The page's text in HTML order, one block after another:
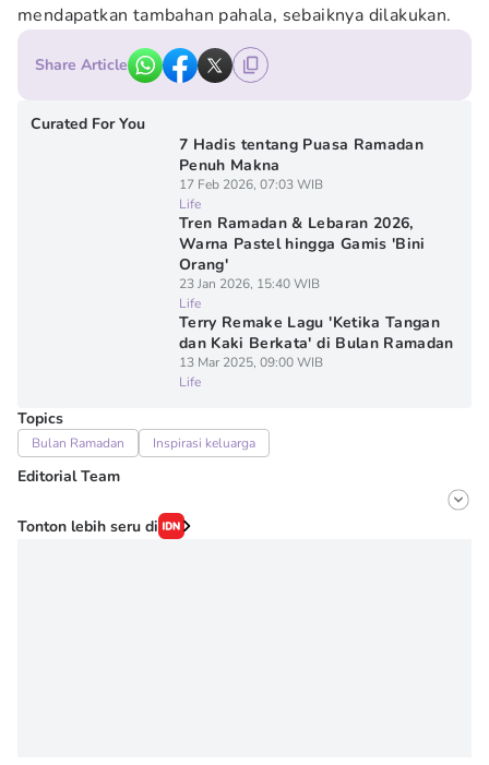
mendapatkan tambahan pahala, sebaiknya dilakukan.
Share Article
Curated For You
7 Hadis tentang Puasa Ramadan
Penuh Makna
17 Feb 2026, 07:03 WIB
Life
Tren Ramadan & Lebaran 2026,
Warna Pastel hingga Gamis 'Bini
Orang'
23 Jan 2026, 15:40 WIB
Life
Terry Remake Lagu 'Ketika Tangan
dan Kaki Berkata' di Bulan Ramadan
13 Mar 2025, 09:00 WIB
Life
Topics
Bulan Ramadan Inspirasi keluarga
Editorial Team
Editor
Onic Metheany
Tonton lebih seru di